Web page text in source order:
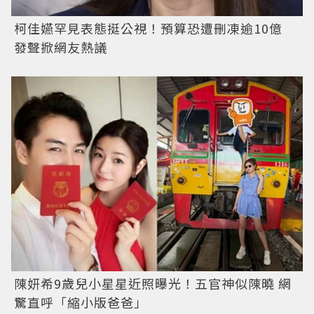
柯佳嬿罕見表態挺公視！預算恐遭刪凍逾10億
發聲掀網友熱議
陳妍希9歲兒小星星近照曝光！五官神似陳曉 網
驚直呼「縮小版爸爸」